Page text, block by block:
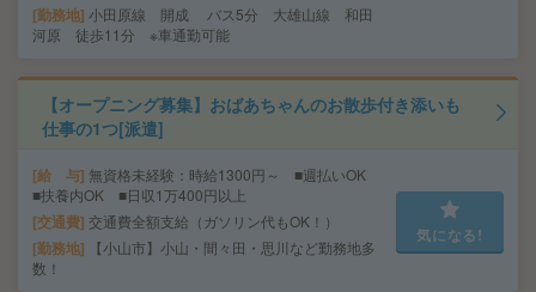
勤務地 小田原線 開成 バス5分 大雄山線 和田
河原 徒歩11分 ※車通勤可能
【オープニング募集】おばあちゃんのお散歩付き添いも
仕事の1つ[派遣]
給 与 無資格未経験：時給1300円～ ■週払いOK
■扶養内OK ■日収1万400円以上
交通費 交通費全額支給（ガソリン代もOK！）
勤務地
【小山市】小山・間々田・思川など勤務地多
数！
気になる!